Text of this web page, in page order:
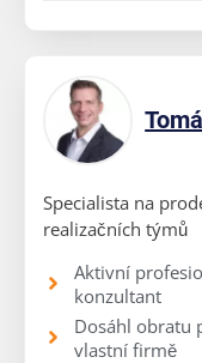
Specialista na
realizačních týmů
Aktivní
konzultant
Dosáhl obratu
vlastní firmě